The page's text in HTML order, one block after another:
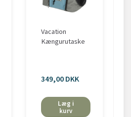
Vacation
Kængurutaske
349,00 DKK
Læg i
kurv